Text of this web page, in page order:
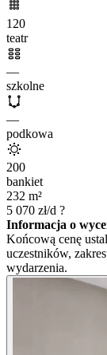
120
teatr
—
szkolne
—
podkowa
200
bankiet
232 m²
5 070 zł/d ?
Informacja o
Końcową cenę
uczestników,
wydarzenia.